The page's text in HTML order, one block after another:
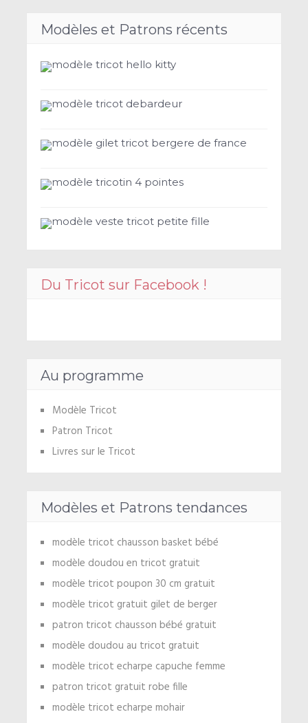
Modèles et Patrons récents
modèle tricot hello kitty
modèle tricot debardeur
modèle gilet tricot bergere de france
modèle tricotin 4 pointes
modèle veste tricot petite fille
Du Tricot sur Facebook !
Au programme
Modèle Tricot
Patron Tricot
Livres sur le Tricot
Modèles et Patrons tendances
modèle tricot chausson basket bébé
modèle doudou en tricot gratuit
modèle tricot poupon 30 cm gratuit
modèle tricot gratuit gilet de berger
patron tricot chausson bébé gratuit
modèle doudou au tricot gratuit
modèle tricot echarpe capuche femme
patron tricot gratuit robe fille
modèle tricot echarpe mohair